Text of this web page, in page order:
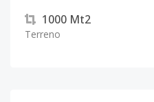
1000 Mt2
Terreno